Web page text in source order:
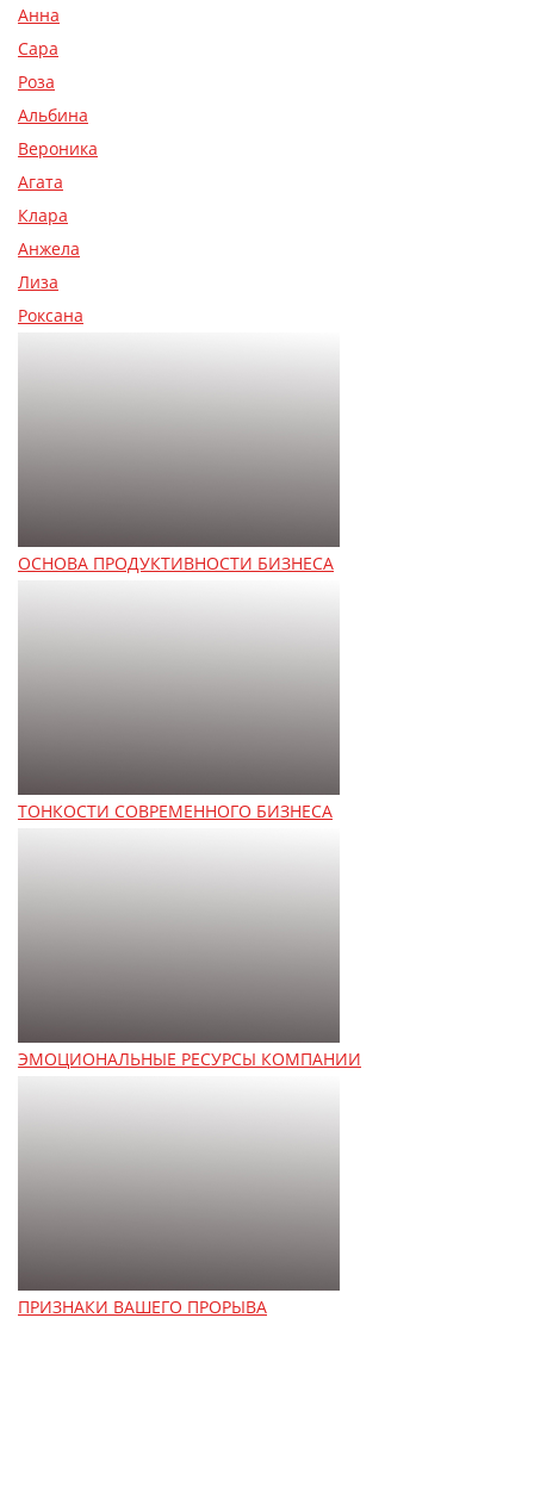
Анна
Сара
Роза
Альбина
Вероника
Агата
Клара
Анжела
Лиза
Роксана
ОСНОВА ПРОДУКТИВНОСТИ БИЗНЕСА
ТОНКОСТИ СОВРЕМЕННОГО БИЗНЕСА
ЭМОЦИОНАЛЬНЫЕ РЕСУРСЫ КОМПАНИИ
ПРИЗНАКИ ВАШЕГО ПРОРЫВА